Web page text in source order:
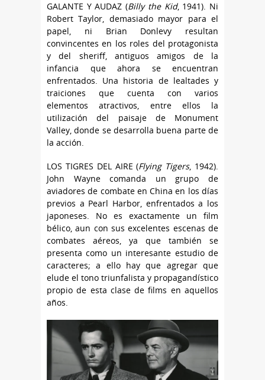
GALANTE Y AUDAZ (Billy the Kid, 1941). Ni
Robert Taylor, demasiado mayor para el
papel, ni Brian Donlevy resultan
convincentes en los roles del protagonista
y del sheriff, antiguos amigos de la
infancia que ahora se encuentran
enfrentados. Una historia de lealtades y
traiciones que cuenta con varios
elementos atractivos, entre ellos la
utilización del paisaje de Monument
Valley, donde se desarrolla buena parte de
la acción.
LOS TIGRES DEL AIRE (Flying Tigers, 1942).
John Wayne comanda un grupo de
aviadores de combate en China en los días
previos a Pearl Harbor, enfrentados a los
japoneses. No es exactamente un film
bélico, aun con sus excelentes escenas de
combates aéreos, ya que también se
presenta como un interesante estudio de
caracteres; a ello hay que agregar que
elude el tono triunfalista y propagandístico
propio de esta clase de films en aquellos
años.